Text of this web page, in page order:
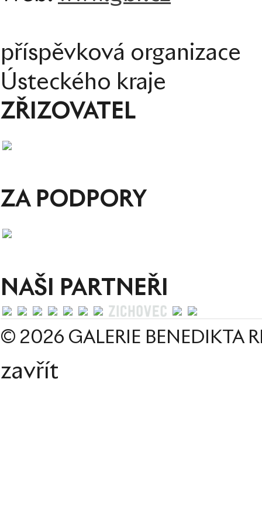
příspěvková organizace
Ústeckého kraje
ZŘIZOVATEL
ZA PODPORY
NAŠI PARTNEŘI
© 2026 GALERIE BENEDIKTA
zavřít